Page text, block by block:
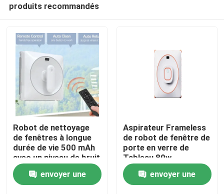
produits recommandés
Robot de nettoyage
de fenêtres à longue
durée de vie 500 mAh
avec un niveau de bruit
de 65 dB
envoyer une
Aspirateur Frameless
de robot de fenêtre de
porte en verre de
Tableau 80w
envoyer une